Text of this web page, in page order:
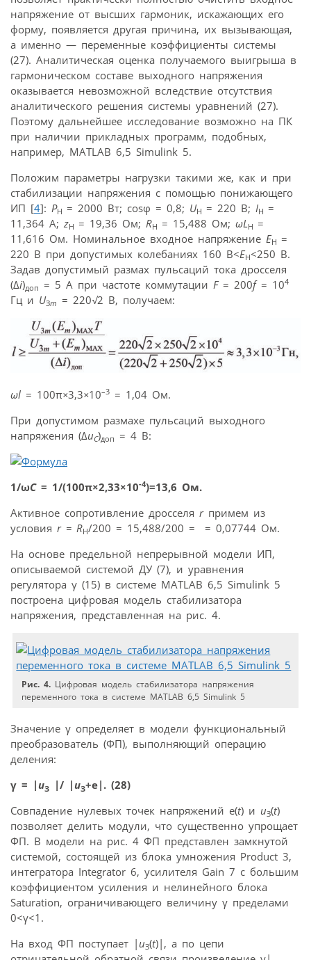
напряжение от высших гармоник, искажающих его
форму, появляется другая причина, их вызывающая,
а именно — переменные коэффициенты системы
(27). Аналитическая оценка получаемого выигрыша в
гармоническом составе выходного напряжения
оказывается невозможной вследствие отсутствия
аналитического решения системы уравнений (27).
Поэтому дальнейшее исследование возможно на ПК
при наличии прикладных программ, подобных,
например, MATLAB 6,5 Simulink 5.
Положим параметры нагрузки такими же, как и при
стабилизации напряжения с помощью понижающего
ИП [4]: PH = 2000 Вт; cosφ = 0,8; UH = 220 B; IH =
11,364 A; zH = 19,36 Oм; RH = 15,488 Ом; ωL H =
11,616 Oм. Номинальное входное напряжение EH =
220 B при допустимых колебаниях 160 B<EH<250 B.
Задав допустимый размах пульсаций тока дросселя
(Δi)доп = 5 А при частоте коммутации F = 200f = 104
Гц и UЗm = 220√2 В, получаем:
ωl = 100π×3,3×10–3 = 1,04 Ом.
При допустимом размахе пульсаций выходного
напряжения (ΔuC)доп = 4 В:
1/ωC= 1/(100π×2,33×10-4)=13,6 Ом.
Активное сопротивление дросселя rпримем из
условия r = RH/200 = 15,488/200 = = 0,07744 Ом.
На основе предельной непрерывной модели ИП,
описываемой системой ДУ (7), и уравнения
регулятора γ (15) в системе MATLAB 6,5 Simulink 5
построена цифровая модель стабилизатора
напряжения, представленная на рис. 4.
Рис. 4. Цифровая модель стабилизатора напряжения
переменного тока в системе MATLAB 6,5 Simulink 5
Значение γ определяет в модели функциональный
преобразователь (ФП), выполняющий операцию
деления:
γ = |uЗ |/ |uЗ+е|. (28)
Совпадение нулевых точек напряжений e(t) и uЗ(t)
позволяет делить модули, что существенно упрощает
ФП. В модели на рис. 4 ФП представлен замкнутой
системой, состоящей из блока умножения Product 3,
интегратора Integrator 6, усилителя Gain 7 с большим
коэффициентом усиления и нелинейного блока
Saturation, ограничивающего величину γ пределами
0<γ<1.
На вход ФП поступает | uЗ(t)|, а по цепи